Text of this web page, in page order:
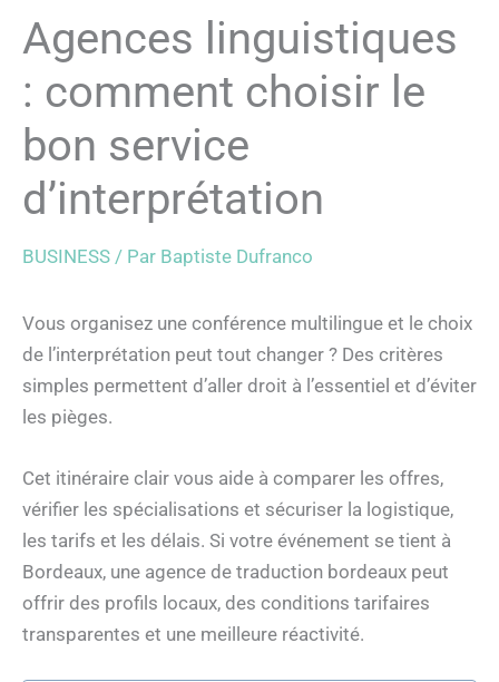
Agences linguistiques
: comment choisir le
bon service
d’interprétation
BUSINESS / Par Baptiste Dufranco
Vous organisez une conférence multilingue et le choix
de l’interprétation peut tout changer ? Des critères
simples permettent d’aller droit à l’essentiel et d’éviter
les pièges.
Cet itinéraire clair vous aide à comparer les offres,
vérifier les spécialisations et sécuriser la logistique,
les tarifs et les délais. Si votre événement se tient à
Bordeaux, une agence de traduction bordeaux peut
offrir des profils locaux, des conditions tarifaires
transparentes et une meilleure réactivité.